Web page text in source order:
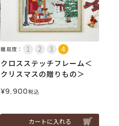
難易度：
クロスステッチフレーム＜
クリスマスの贈りもの＞
¥9,900税込
カートに入れる